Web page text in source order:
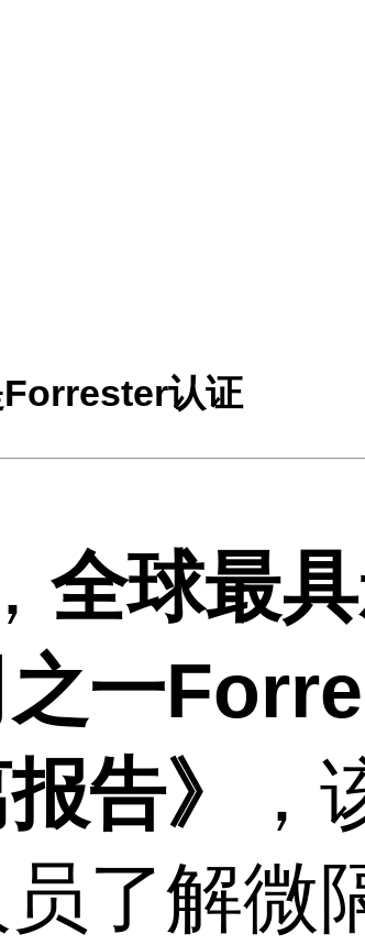
Forrester认证
全球最
一
告》
，
了解微